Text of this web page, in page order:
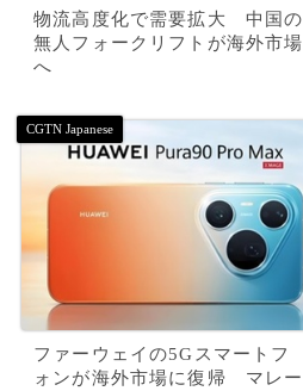
物流高度化で需要拡大 中国の
無人フォークリフトが海外市場
へ
ファーウェイの5Gスマートフ
ォンが海外市場に復帰 マレー